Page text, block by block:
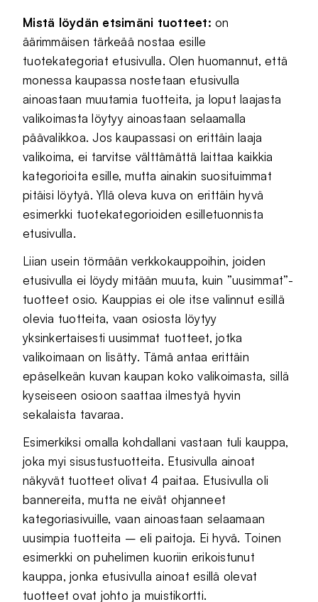
Mistä löydän etsimäni tuotteet:on
äärimmäisen tärkeää nostaa esille
tuotekategoriat etusivulla. Olen huomannut, että
monessa kaupassa nostetaan etusivulla
ainoastaan muutamia tuotteita, ja loput laajasta
valikoimasta löytyy ainoastaan selaamalla
päävalikkoa. Jos kaupassasi on erittäin laaja
valikoima, ei tarvitse välttämättä laittaa kaikkia
kategorioita esille, mutta ainakin suosituimmat
pitäisi löytyä. Yllä oleva kuva on erittäin hyvä
esimerkki tuotekategorioiden esilletuonnista
etusivulla.
Liian usein törmään verkkokauppoihin, joiden
etusivulla ei löydy mitään muuta, kuin ”uusimmat”-
tuotteet osio. Kauppias ei ole itse valinnut esillä
olevia tuotteita, vaan osiosta löytyy
yksinkertaisesti uusimmat tuotteet, jotka
valikoimaan on lisätty. Tämä antaa erittäin
epäselkeän kuvan kaupan koko valikoimasta, sillä
kyseiseen osioon saattaa ilmestyä hyvin
sekalaista tavaraa.
Esimerkiksi omalla kohdallani vastaan tuli kauppa,
joka myi sisustustuotteita. Etusivulla ainoat
näkyvät tuotteet olivat 4 paitaa. Etusivulla oli
bannereita, mutta ne eivät ohjanneet
kategoriasivuille, vaan ainoastaan selaamaan
uusimpia tuotteita – eli paitoja. Ei hyvä. Toinen
esimerkki on puhelimen kuoriin erikoistunut
kauppa, jonka etusivulla ainoat esillä olevat
tuotteet ovat johto ja muistikortti.